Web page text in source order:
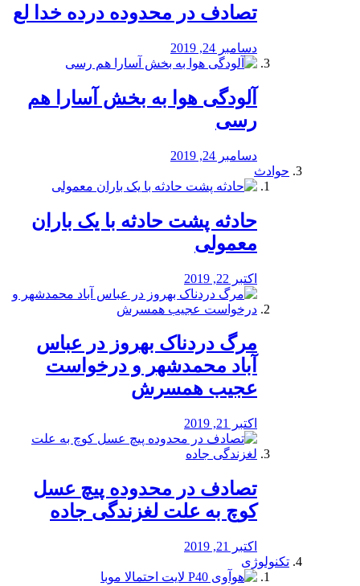
تصادف در محدوده درده خدا لع
دسامبر 24, 2019
آلودگی هوا به بخش آسارا هم
رسی
دسامبر 24, 2019
حوادث
️حادثه پشت حادثه با یک باران
معمولی
اکتبر 22, 2019
مرگ دردناک بهروز در عباس
آباد محمدشهر و درخواست
عجیب همسرش
اکتبر 21, 2019
تصادف در محدوده پیچ عسل
کوچ به علت لغزندگی جاده
اکتبر 21, 2019
تکنولوژی